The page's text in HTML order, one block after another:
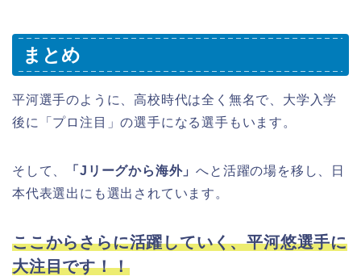
まとめ
平河選手のように、高校時代は全く無名で、大学入学
後に「プロ注目」の選手になる選手もいます。
そして、 「Jリーグから海外」へと活躍の場を移し、日
本代表選出にも選出されています。
ここからさらに活躍していく、平河悠選手に
大注目です！！